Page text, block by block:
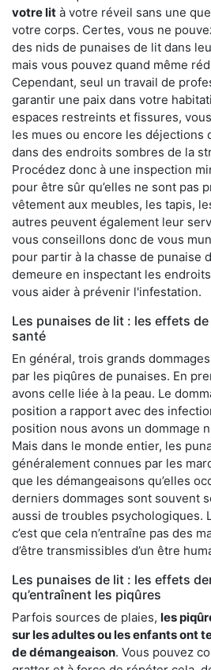
votre lit à votre réveil sans une
votre corps. Certes, vous ne
des nids de punaises de lit dans
mais vous pouvez quand même
Cependant, seul un travail de
garantir une paix dans votre
espaces restreints et fissures,
les mues ou encore les déjections
dans des endroits sombres de la
Procédez donc à une inspection
pour être sûr qu’elles ne sont pas
vêtement aux meubles, les tapis,
autres peuvent également leur
vous conseillons donc de vous
pour partir à la chasse de punaise
demeure en inspectant les
vous aider à prévenir l'infestation.
Les punaises de lit : les effets
santé
En général, trois grands
par les piqûres de punaises. En
avons celle liée à la peau. Le
position a rapport avec des
position nous avons un dommage
Mais dans le monde entier, les
généralement connues par les
que les démangeaisons qu’elles
derniers dommages sont souvent
aussi de troubles psychologiques.
c’est que cela n’entraîne pas des
d’être transmissibles d’un être
Les punaises de lit : les effets
qu’entraînent les piqûres
Parfois sources de plaies, les
sur les adultes ou les enfants ont
de démangeaison. Vous pouvez